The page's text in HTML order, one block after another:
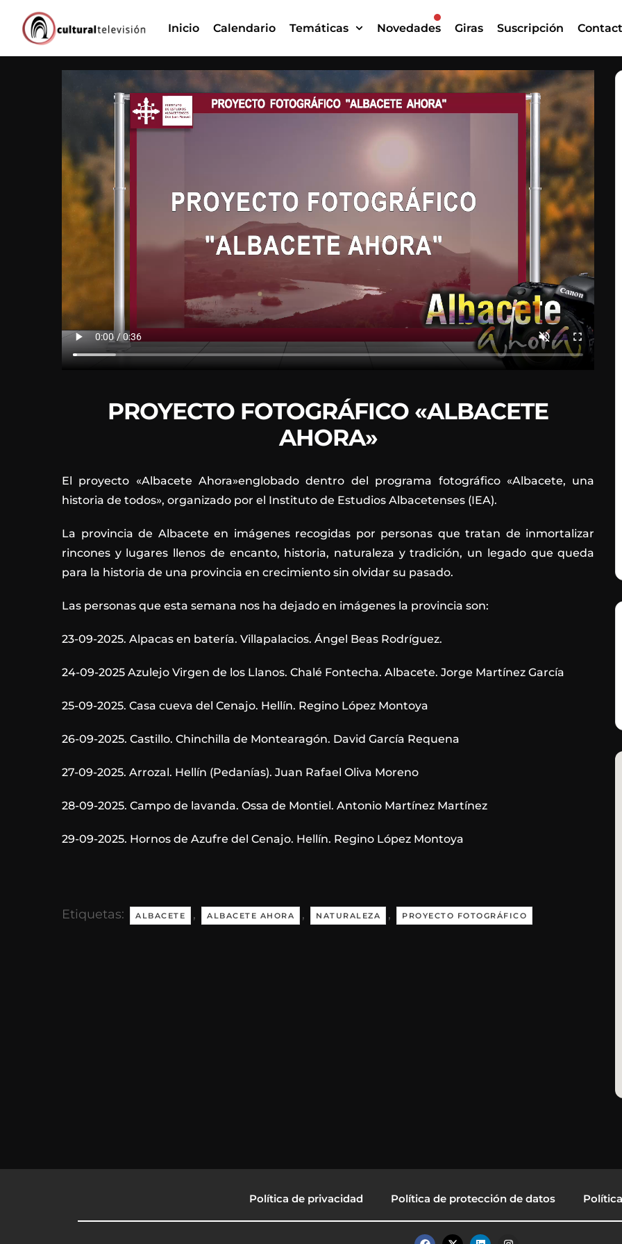
contenido
Inicio Calendario Temáticas Novedades Giras Suscripción
PROYECTO FOTOGRÁFICO «ALBACETE
AHORA»
El proyecto «Albacete Ahora»englobado dentro del programa fotográfico «Albacete, una
historia de todos», organizado por el Instituto de Estudios Albacetenses (IEA).
La provincia de Albacete en imágenes recogidas por personas que tratan de inmortalizar
rincones y lugares llenos de encanto, historia, naturaleza y tradición, un legado que queda
para la historia de una provincia en crecimiento sin olvidar su pasado.
Las personas que esta semana nos ha dejado en imágenes la provincia son:
23-09-2025. Alpacas en batería. Villapalacios. Ángel Beas Rodríguez.
24-09-2025 Azulejo Virgen de los Llanos. Chalé Fontecha. Albacete. Jorge Martínez García
25-09-2025. Casa cueva del Cenajo. Hellín. Regino López Montoya
26-09-2025. Castillo. Chinchilla de Montearagón. David García Requena
27-09-2025. Arrozal. Hellín (Pedanías). Juan Rafael Oliva Moreno
28-09-2025. Campo de lavanda. Ossa de Montiel. Antonio Martínez Martínez
29-09-2025. Hornos de Azufre del Cenajo. Hellín. Regino López Montoya
Etiquetas: ALBACETE , ALBACETE AHORA , NATURALEZA , PROYECTO FOTOGRÁFICO
Política de privacidad Política de protección de datos
F X L I